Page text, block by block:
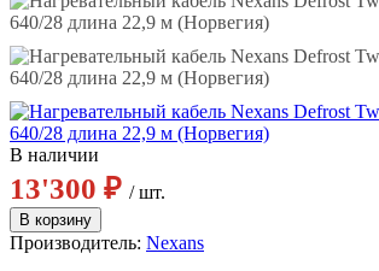
В наличии
13'300 ₽ / шт.
Производитель: Nexans